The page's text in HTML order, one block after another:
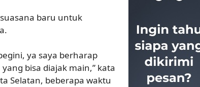
baru untuk
ya saya berharap
bisa diajak main,” kata
Selatan, beberapa waktu